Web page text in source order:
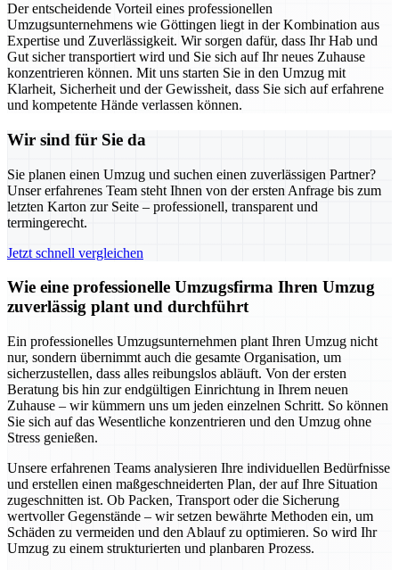
Der entscheidende Vorteil eines professionellen
Umzugsunternehmens wie Göttingen liegt in der Kombination aus
Expertise und Zuverlässigkeit. Wir sorgen dafür, dass Ihr Hab und
Gut sicher transportiert wird und Sie sich auf Ihr neues Zuhause
konzentrieren können. Mit uns starten Sie in den Umzug mit
Klarheit, Sicherheit und der Gewissheit, dass Sie sich auf erfahrene
und kompetente Hände verlassen können.
Wir sind für Sie da
Sie planen einen Umzug und suchen einen zuverlässigen Partner?
Unser erfahrenes Team steht Ihnen von der ersten Anfrage bis zum
letzten Karton zur Seite – professionell, transparent und
termingerecht.
Jetzt schnell vergleichen
Wie eine professionelle Umzugsfirma Ihren Umzug
zuverlässig plant und durchführt
Ein professionelles Umzugsunternehmen plant Ihren Umzug nicht
nur, sondern übernimmt auch die gesamte Organisation, um
sicherzustellen, dass alles reibungslos abläuft. Von der ersten
Beratung bis hin zur endgültigen Einrichtung in Ihrem neuen
Zuhause – wir kümmern uns um jeden einzelnen Schritt. So können
Sie sich auf das Wesentliche konzentrieren und den Umzug ohne
Stress genießen.
Unsere erfahrenen Teams analysieren Ihre individuellen Bedürfnisse
und erstellen einen maßgeschneiderten Plan, der auf Ihre Situation
zugeschnitten ist. Ob Packen, Transport oder die Sicherung
wertvoller Gegenstände – wir setzen bewährte Methoden ein, um
Schäden zu vermeiden und den Ablauf zu optimieren. So wird Ihr
Umzug zu einem strukturierten und planbaren Prozess.